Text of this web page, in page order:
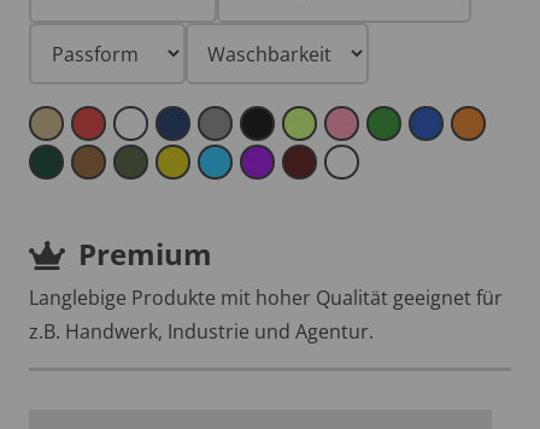
Premium
Langlebige Produkte mit hoher Qualität geeignet für
z.B. Handwerk, Industrie und Agentur.